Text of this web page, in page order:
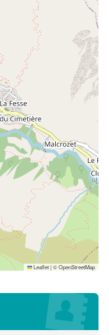
Leaflet|©OpenStreetMap